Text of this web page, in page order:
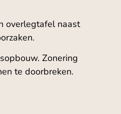
overlegtafel naast
Zonering
te doorbreken.